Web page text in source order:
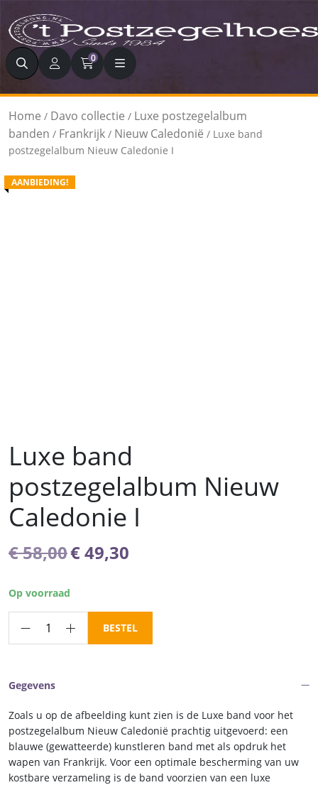
Zoeken 0
Home / Davo collectie / Luxe postzegelalbum
banden / Frankrijk / Nieuw Caledonië / Luxe band
postzegelalbum Nieuw Caledonie I
AANBIEDING!
Luxe band
postzegelalbum Nieuw
Caledonie I
€58,00Oorspronkelijke
€ 58,00.
€49,30
€ 49,30.
Op voorraad
Luxe
band
Caledonie
I
aantal
BESTEL
Gegevens
Zoals u op de afbeelding kunt zien is de Luxe band voor het
postzegelalbum Nieuw Caledonië prachtig uitgevoerd: een
blauwe (gewatteerde) kunstleren band met als opdruk het
wapen van Frankrijk. Voor een optimale bescherming van uw
kostbare verzameling is de band voorzien van een luxe